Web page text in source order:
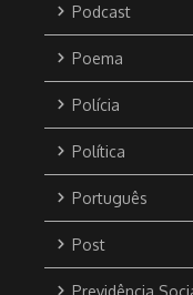
Podcast
Poema
Polícia
Política
Português
Post
Previdência